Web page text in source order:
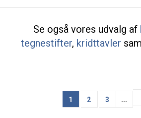
Se også vores udvalg af
tegnestifter, kridttavler
1 2 3 ...